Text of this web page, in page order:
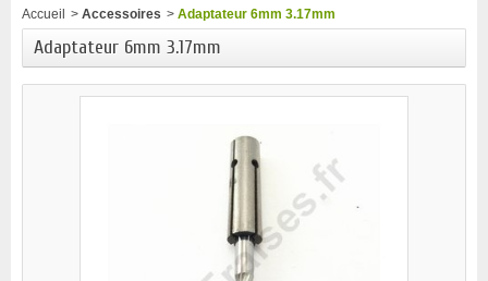
Accueil > Accessoires > Adaptateur 6mm 3.17mm
Adaptateur 6mm 3.17mm